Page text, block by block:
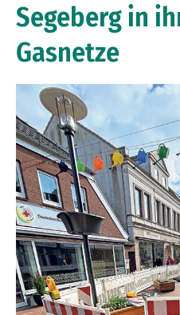
Segeberg in
Gasnetze